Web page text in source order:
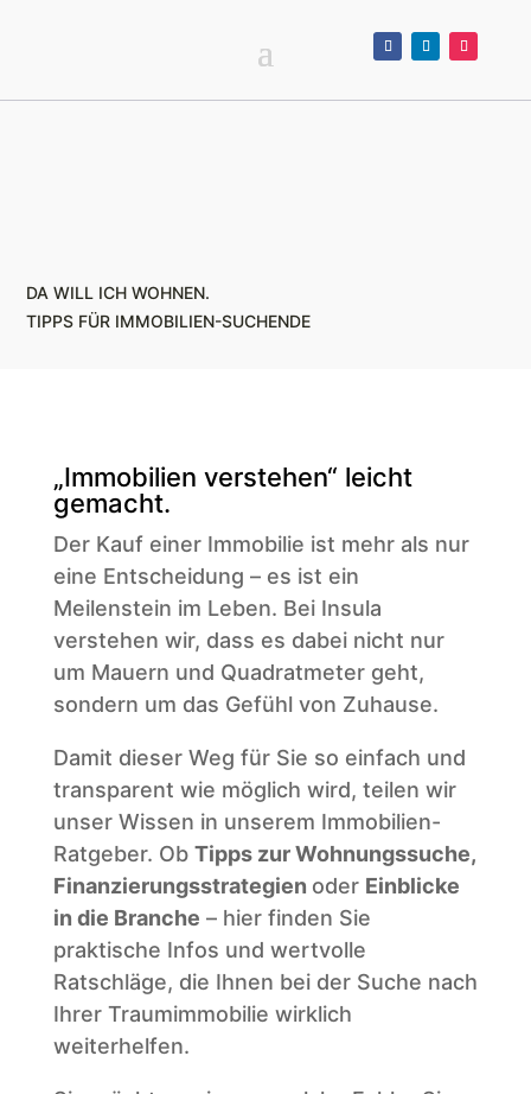
DA WILL ICH WOHNEN.
TIPPS FÜR IMMOBILIEN-SUCHENDE
„Immobilien verstehen“ leicht
gemacht.
Der Kauf einer Immobilie ist mehr als nur
eine Entscheidung – es ist ein
Meilenstein im Leben. Bei Insula
verstehen wir, dass es dabei nicht nur
um Mauern und Quadratmeter geht,
sondern um das Gefühl von Zuhause.
Damit dieser Weg für Sie so einfach und
transparent wie möglich wird, teilen wir
unser Wissen in unserem Immobilien-
Ratgeber. Ob Tipps zur Wohnungssuche,
Finanzierungsstrategien oder Einblicke
in die Branche – hier finden Sie
praktische Infos und wertvolle
Ratschläge, die Ihnen bei der Suche nach
Ihrer Traumimmobilie wirklich
weiterhelfen.